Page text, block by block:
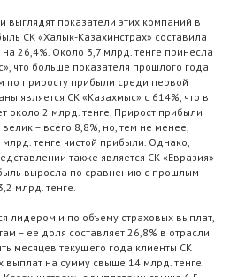
показатели этих компаний в
СК «Халык-Казахинстрах» составила
26,4%. Около 3,7 млрд. тенге принесла
что больше показателя прошлого года
по приросту прибыли среди первой
является СК «Казахмыс» с 614%, что в
около 2 млрд. тенге. Прирост прибыли
– всего 8,8%, но, тем не менее,
тенге чистой прибыли. Однако,
также является СК «Евразия»
выросла по сравнению с прошлым
млрд. тенге.
лидером и по объему страховых выплат,
– ее доля составляет 26,8% в отрасли
месяцев текущего года клиенты СК
выплат на сумму свыше 14 млрд. тенге.